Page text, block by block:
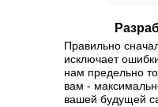
Правильно
исключает
нам предельно
вам -
вашей будущей